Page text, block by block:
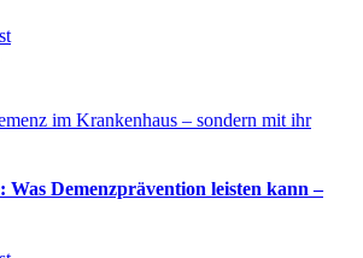
Demenzprävention leisten kann –